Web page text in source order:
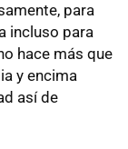
para
incluso para
hace más que
y encima
así de